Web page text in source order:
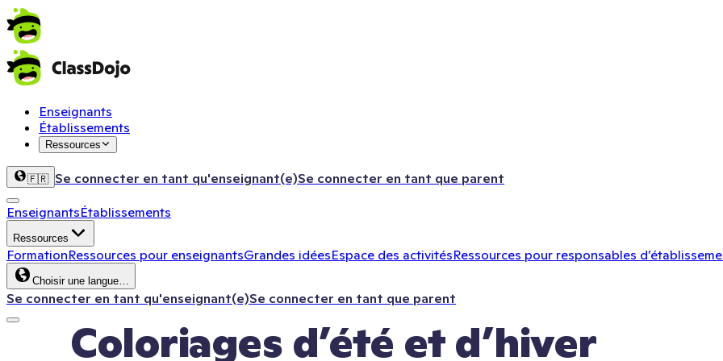
Enseignants
Établissements
Ressources
🇫🇷 Se connecter en tant qu'enseignant(e)Se connecter en tant que parent
EnseignantsÉtablissements
Ressources
FormationRessources pour enseignantsGrandes idéesEspace des activitésRessources pour responsables
Choisir une langue…
Se connecter en tant qu'enseignant(e)Se connecter en tant que parent
Coloriages d’été et d’hiver